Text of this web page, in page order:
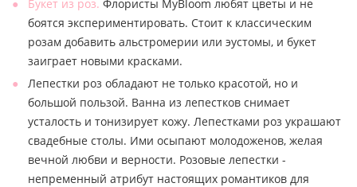
Букет из роз. Флористы MyBloom любят цветы и не
боятся экспериментировать. Стоит к классическим
розам добавить альстромерии или эустомы, и букет
заиграет новыми красками.
Лепестки роз обладают не только красотой, но и
большой пользой. Ванна из лепестков снимает
усталость и тонизирует кожу. Лепестками роз украшают
свадебные столы. Ими осыпают молодоженов, желая
вечной любви и верности. Розовые лепестки -
непременный атрибут настоящих романтиков для